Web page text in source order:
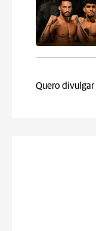
Quero divulgar